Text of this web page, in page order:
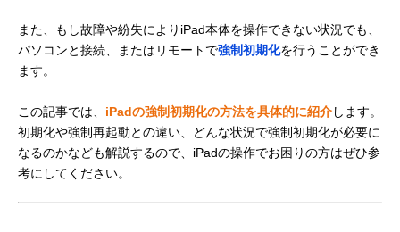
また、もし故障や紛失によりiPad本体を操作できない状況でも、
パソコンと接続、またはリモートで強制初期化を行うことができ
ます。
この記事では、 iPadの強制初期化の方法を具体的に紹介します。
初期化や強制再起動との違い、どんな状況で強制初期化が必要に
なるのかなども解説するので、iPadの操作でお困りの方はぜひ参
考にしてください。